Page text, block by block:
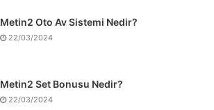
Metin2 Oto Av Sistemi Nedir?
22/03/2024
Metin2 Set Bonusu Nedir?
22/03/2024